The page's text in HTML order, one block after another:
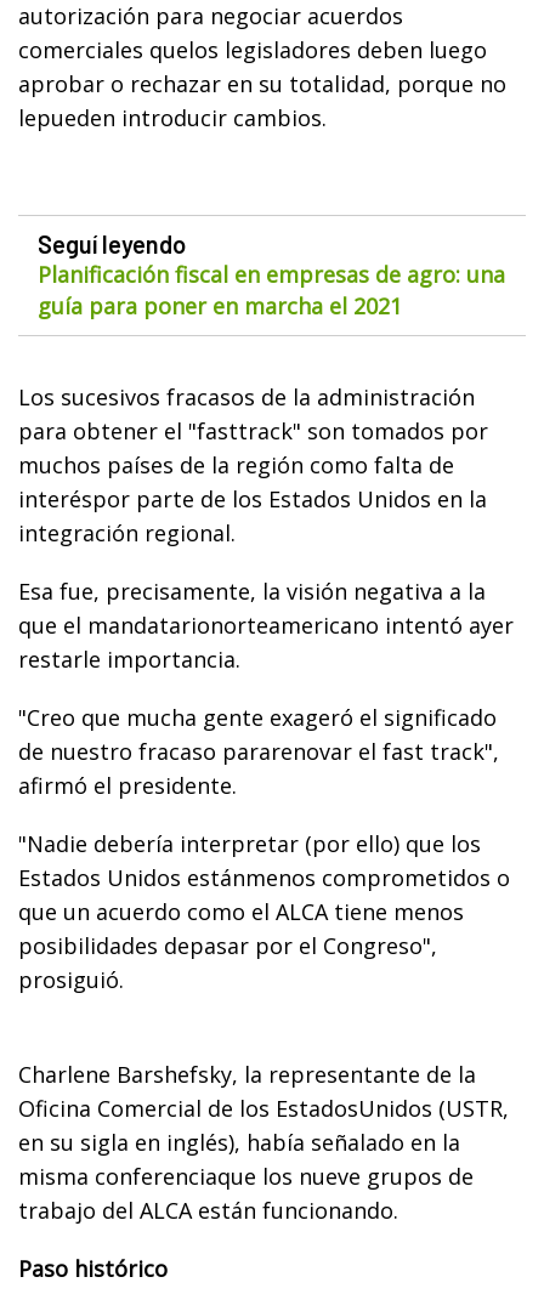
autorización para negociar acuerdos
comerciales quelos legisladores deben luego
aprobar o rechazar en su totalidad, porque no
lepueden introducir cambios.
Seguí leyendo
Planificación fiscal en empresas de agro: una
guía para poner en marcha el 2021
Los sucesivos fracasos de la administración
para obtener el "fasttrack" son tomados por
muchos países de la región como falta de
interéspor parte de los Estados Unidos en la
integración regional.
Esa fue, precisamente, la visión negativa a la
que el mandatarionorteamericano intentó ayer
restarle importancia.
"Creo que mucha gente exageró el significado
de nuestro fracaso pararenovar el fast track",
afirmó el presidente.
"Nadie debería interpretar (por ello) que los
Estados Unidos estánmenos comprometidos o
que un acuerdo como el ALCA tiene menos
posibilidades depasar por el Congreso",
prosiguió.
Charlene Barshefsky, la representante de la
Oficina Comercial de los EstadosUnidos (USTR,
en su sigla en inglés), había señalado en la
misma conferenciaque los nueve grupos de
trabajo del ALCA están funcionando.
Paso histórico